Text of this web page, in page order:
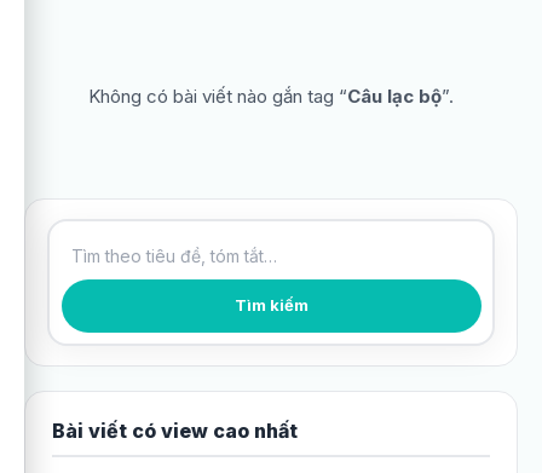
Không có bài viết nào gắn tag “Câu lạc bộ”.
Tìm kiếm bài viết Tìm kiếm
Bài viết có view cao nhất